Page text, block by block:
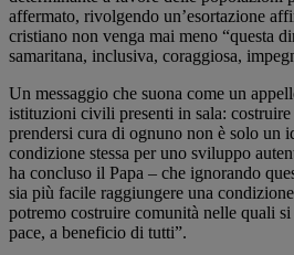
affermato, rivolgendo un’esortazione
cristiano non venga mai meno “questa
samaritana, inclusiva, coraggiosa,
Un messaggio che suona come un
istituzioni civili presenti in sala:
prendersi cura di ognuno non è solo un
condizione stessa per uno sviluppo
ha concluso il Papa – che ignorando
sia più facile raggiungere una
potremo costruire comunità nelle quali
pace, a beneficio di tutti”.